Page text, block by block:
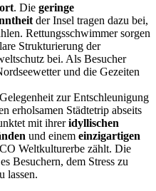
. Die geringe
der Insel tragen dazu bei,
Rettungsschwimmer sorgen
Strukturierung der
bei. Als Besucher
und die Gezeiten
zur Entschleunigung
erholsamen Städtetrip abseits
mit ihreridyllischen
und einem einzigartigen
Weltkulturerbe zählt. Die
Besuchern, dem Stress zu
lassen.